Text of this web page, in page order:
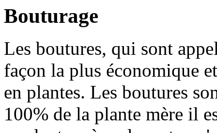
Bouturage
Les boutures, qui sont
façon la plus économique
en plantes. Les boutures
100% de la plante mère il